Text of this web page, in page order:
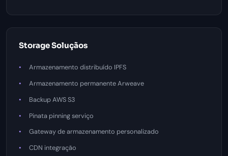
Storage Soluçãos
Armazenamento distribuído IPFS
Armazenamento permanente Arweave
Backup AWS S3
Pinata pinning serviço
Gateway de armazenamento personalizado
CDN integração